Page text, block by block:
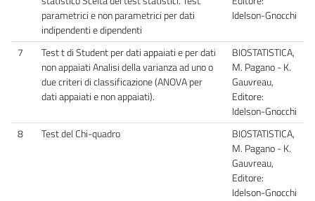
parametrici e non parametrici per dati
indipendenti e dipendenti
Idelson-Gnocchi
7
Test t di Student per dati appaiati e per dati
non appaiati Analisi della varianza ad uno o
due criteri di classificazione (ANOVA per
dati appaiati e non appaiati).
BIOSTATISTICA,
M. Pagano - K.
Gauvreau,
Editore:
Idelson-Gnocchi
8
Test del Chi-quadro
BIOSTATISTICA,
M. Pagano - K.
Gauvreau,
Editore:
Idelson-Gnocchi